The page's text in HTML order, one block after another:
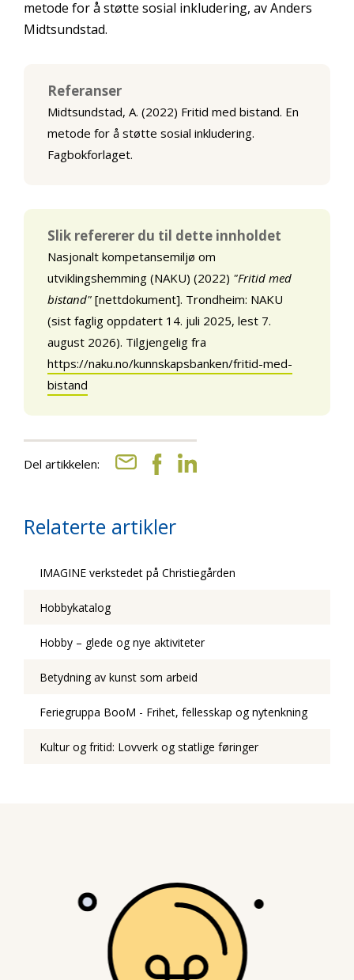
metode for å støtte sosial inkludering, av Anders
Midtsundstad.
Referanser
Midtsundstad, A. (2022) Fritid med bistand. En
metode for å støtte sosial inkludering.
Fagbokforlaget.
Slik refererer du til dette innholdet
Nasjonalt kompetansemiljø om
utviklingshemming (NAKU) (2022) "Fritid med
bistand" [nettdokument]. Trondheim: NAKU
(sist faglig oppdatert 14. juli 2025, lest 7.
august 2026). Tilgjengelig fra
https://naku.no/kunnskapsbanken/fritid-med-
bistand
Del artikkelen:
Relaterte artikler
IMAGINE verkstedet på Christiegården
Hobbykatalog
Hobby – glede og nye aktiviteter
Betydning av kunst som arbeid
Feriegruppa BooM - Frihet, fellesskap og nytenkning
Kultur og fritid: Lovverk og statlige føringer